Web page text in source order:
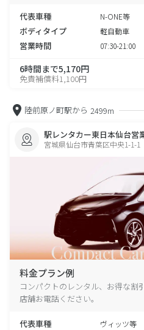
代表車種 N-ONE等
ボディタイプ 軽自動車
営業時間 07:30-21:00
6時間まで5,170円
免責補償料1,100円
陸前原ノ町駅から 2499m
駅レンタカー東日本仙台営
宮城県仙台市青葉区中央1-1-1
料金プラン例
コンパクトのレンタル、お得な割
店舗お電話ください。
代表車種 ヴィッツ等